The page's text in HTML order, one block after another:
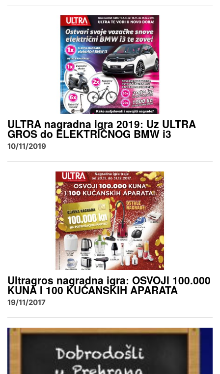
ULTRA nagradna igra 2019: Uz ULTRA
GROS do ELEKTRIČNOG BMW i3
10/11/2019
Ultragros nagradna igra: OSVOJI 100.000
KUNA I 100 KUĆANSKIH APARATA
19/11/2017